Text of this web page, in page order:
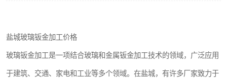
盐城玻璃钣金加工价格
玻璃钣金加工是一项结合玻璃和金属钣金加工技术的领域，广泛应用
于建筑、交通、家电和工业等多个领域。在盐城，有许多厂家致力于
大理石拼花钣金加工
激光切割钣金加工